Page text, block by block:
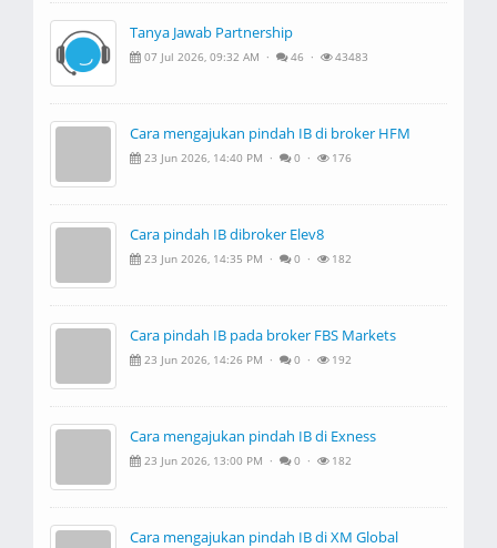
Tanya Jawab Partnership
07 Jul 2026, 09:32 AM · 46 · 43483
Cara mengajukan pindah IB di broker HFM
23 Jun 2026, 14:40 PM · 0 · 176
Cara pindah IB dibroker Elev8
23 Jun 2026, 14:35 PM · 0 · 182
Cara pindah IB pada broker FBS Markets
23 Jun 2026, 14:26 PM · 0 · 192
Cara mengajukan pindah IB di Exness
23 Jun 2026, 13:00 PM · 0 · 182
Cara mengajukan pindah IB di XM Global